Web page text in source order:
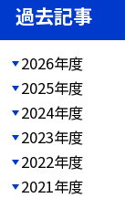
過去記事
2026年度
2025年度
2024年度
2023年度
2022年度
2021年度